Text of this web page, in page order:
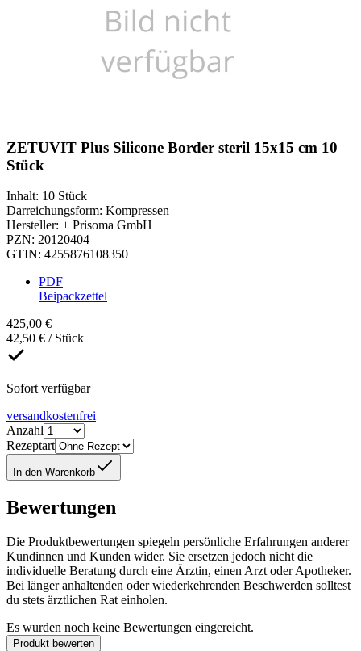
ZETUVIT Plus Silicone Border steril 15x15 cm 10
Stück
Inhalt: 10 Stück
Darreichungsform: Kompressen
Hersteller: + Prisoma GmbH
PZN: 20120404
GTIN: 4255876108350
PDF
Beipackzettel
425,00 €
42,50 € / Stück
Sofort verfügbar
versandkostenfrei
Anzahl
Rezeptart
In den Warenkorb
Bewertungen
Die Produktbewertungen spiegeln persönliche Erfahrungen anderer
Kundinnen und Kunden wider. Sie ersetzen jedoch nicht die
individuelle Beratung durch eine Ärztin, einen Arzt oder Apotheker.
Bei länger anhaltenden oder wiederkehrenden Beschwerden solltest
du stets ärztlichen Rat einholen.
Es wurden noch keine Bewertungen eingereicht.
Produkt bewerten